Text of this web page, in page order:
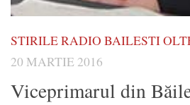
STIRILE RADIO BAILESTI
20 MARTIE 2016
Viceprimarul din